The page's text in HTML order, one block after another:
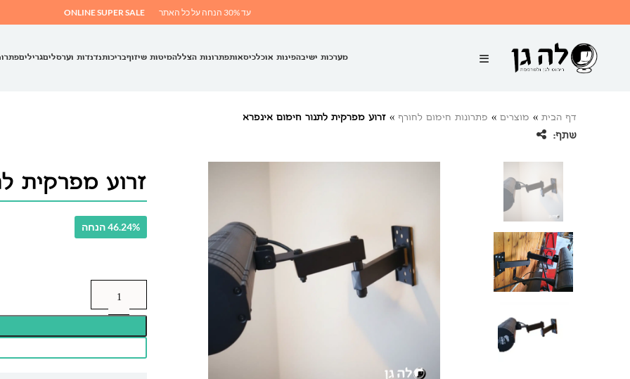
עד 30% הנחה על כל האתר ONLINE SUPER SALE
מערכות ישיבהפינות אוכלכיסאותפתרונות הצללהמיטות שיזוףבריכותנדנדות וערסליםגרילים
דף הבית » מוצרים » פתרונות חימום לחורף » זרוע מפרקית לתנור חימום אינפרא
שתף:
זרוע מפרקית
46.24% הנחה